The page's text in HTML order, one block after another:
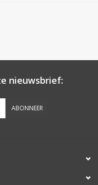
nieuwsbrief:
ABONNEER